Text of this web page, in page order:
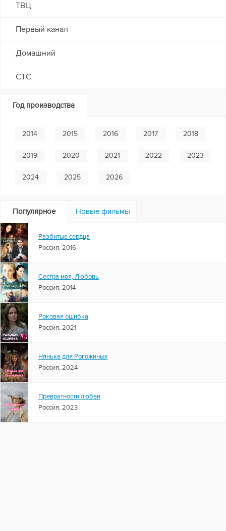
ТВЦ
Первый канал
Домашний
СТС
Год производства
2014 2015 2016 2017 2018
2019 2020 2021 2022 2023
2024 2025 2026
Популярное Новые фильмы
Разбитые сердца
Россия, 2016
Сестра моя, Любовь
Россия, 2014
Роковая ошибка
Россия, 2021
Нянька для Рогожиных
Россия, 2024
Превратности любви
Россия, 2023